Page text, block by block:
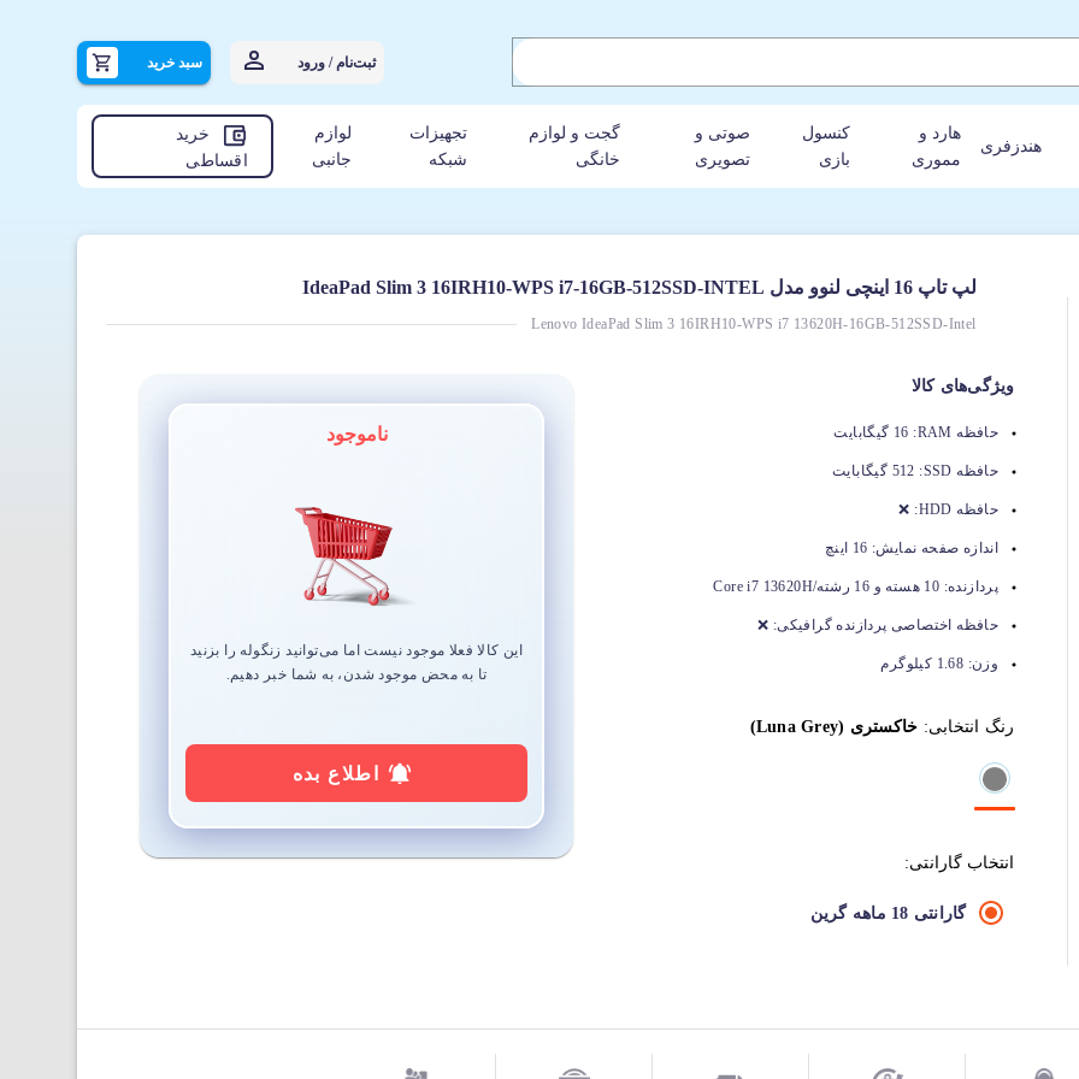
ثبت‌نام / ورود سبد خرید
هندزفری
هارد و
مموری
کنسول
بازی
صوتی و
تصویری
گجت و لوازم
خانگی
تجهیزات
شبکه
لوازم
جانبی
خرید
اقساطی
لپ‌ تاپ 16 اینچی لنوو مدل IdeaPad Slim 3 16IRH10-WPS i7-16GB-512SSD-INTEL
Lenovo IdeaPad Slim 3 16IRH10-WPS i7 13620H-16GB-512SSD-Intel
ویژگی‌های کالا
حافظه RAM: 16 گیگابایت
حافظه SSD: 512 گیگابایت
حافظه HDD: ❌
اندازه صفحه نمایش: 16 اینچ
پردازنده: 10 هسته و 16 رشته/Core i7 13620H
حافظه اختصاصی پردازنده گرافیکی: ❌
وزن: 1.68 کیلوگرم
رنگ انتخابی: خاکستری (Luna Grey)
انتخاب گارانتی:
گارانتی 18 ماهه گرین
ناموجود
این کالا فعلا موجود نیست اما می‌توانید زنگوله را بزنید
تا به محض موجود شدن، به شما خبر دهیم.
اطلاع بده